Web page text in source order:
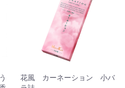
花風 カーネーション 小バ